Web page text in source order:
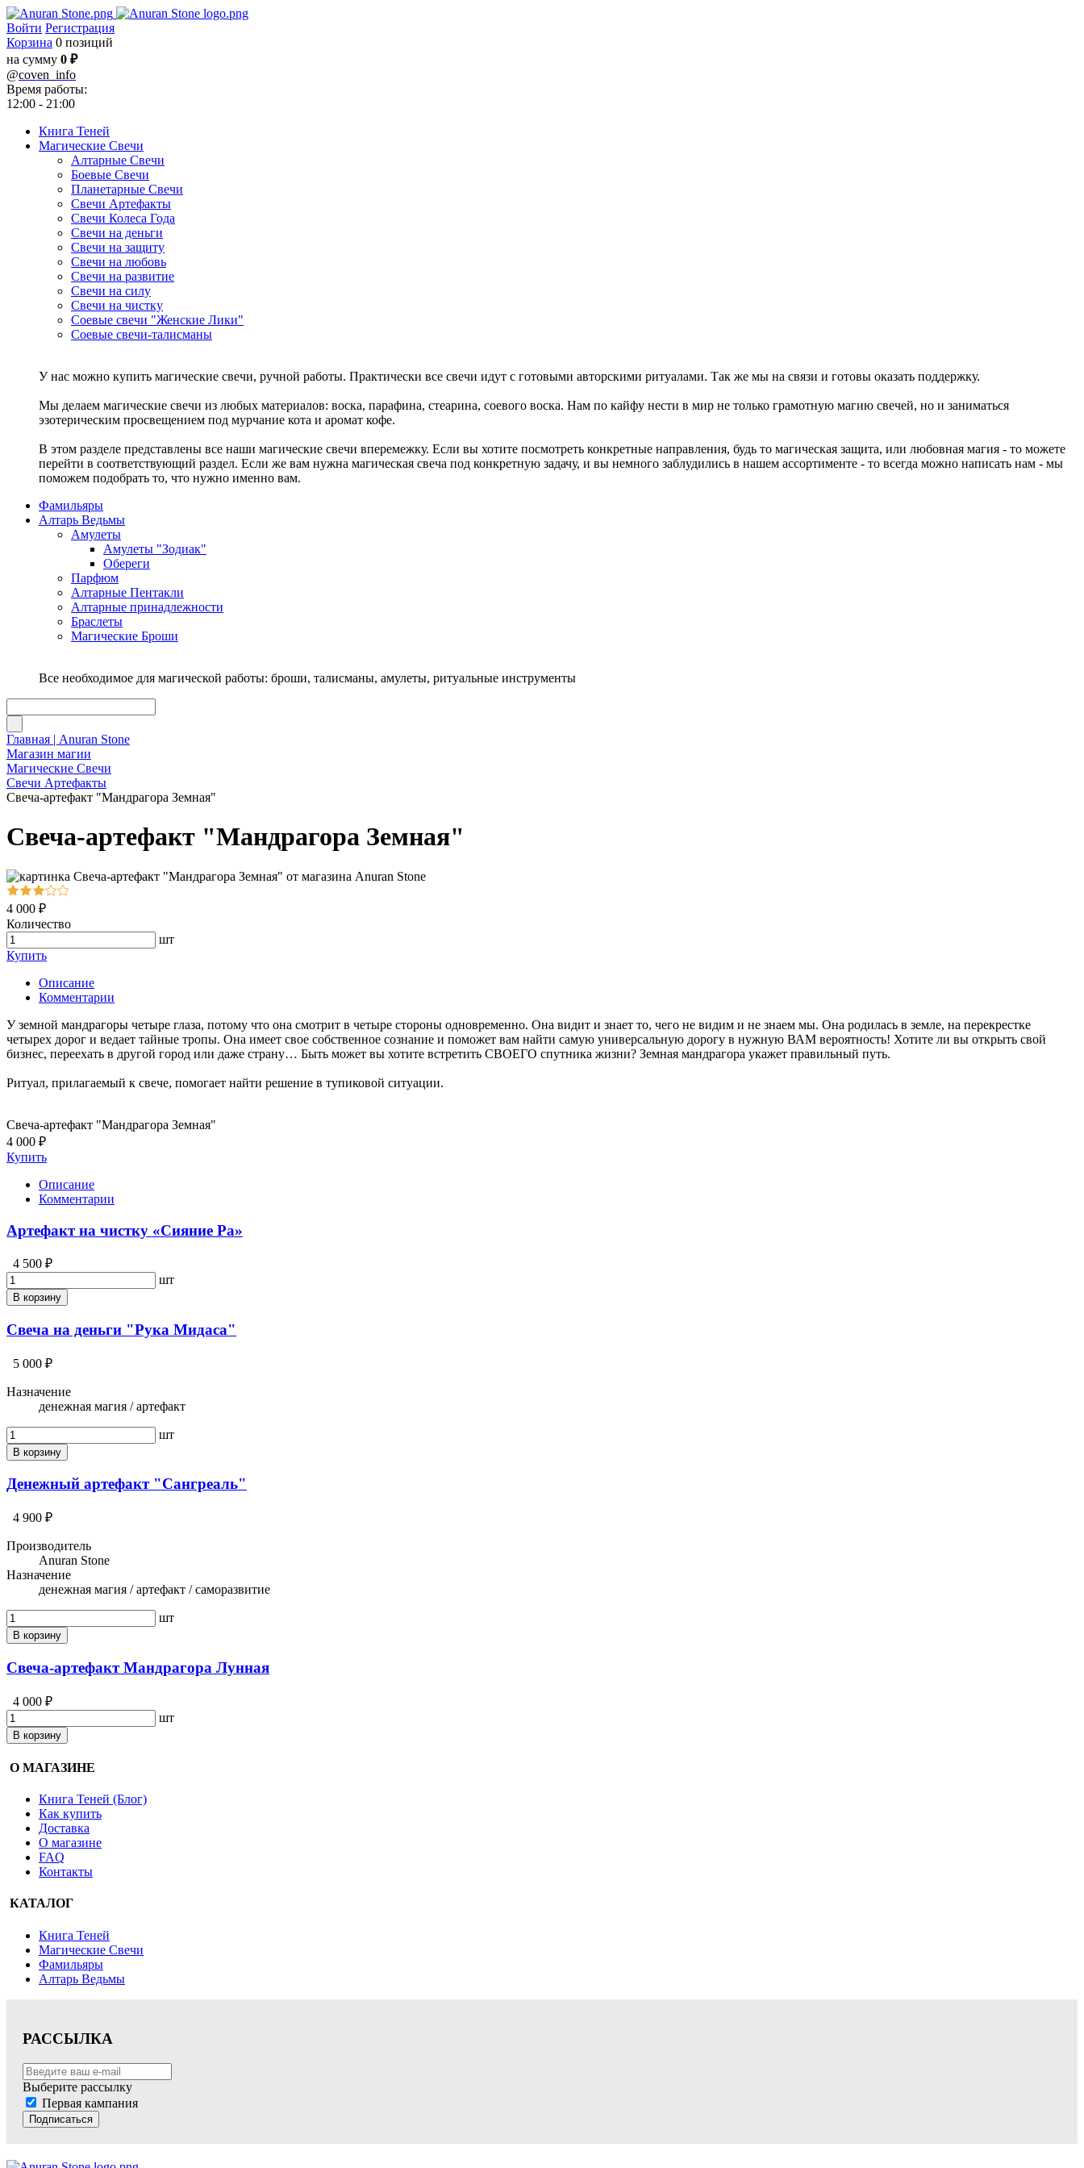
Войти Регистрация
Корзина 0 позиций
на сумму 0 ₽
@coven_info
Время работы:
12:00 - 21:00
Книга Теней
Магические Свечи
Алтарные Свечи
Боевые Свечи
Планетарные Свечи
Свечи Артефакты
Свечи Колеса Года
Свечи на деньги
Свечи на защиту
Свечи на любовь
Свечи на развитие
Свечи на силу
Свечи на чистку
Соевые свечи "Женские Лики"
Соевые свечи-талисманы
У нас можно купить магические свечи, ручной работы. Практически все свечи идут с готовыми авторскими ритуалами. Так же мы на связи и готовы оказать поддержку.
Мы делаем магические свечи из любых материалов: воска, парафина, стеарина, соевого воска. Нам по кайфу нести в мир не только грамотную магию свечей, но и заниматься
эзотерическим просвещением под мурчание кота и аромат кофе.
В этом разделе представлены все наши магические свечи вперемежку. Если вы хотите посмотреть конкретные направления, будь то магическая защита, или любовная магия - то можете
перейти в соответствующий раздел. Если же вам нужна магическая свеча под конкретную задачу, и вы немного заблудились в нашем ассортименте - то всегда можно написать нам - мы
поможем подобрать то, что нужно именно вам.
Фамильяры
Алтарь Ведьмы
Амулеты
Амулеты "Зодиак"
Обереги
Парфюм
Алтарные Пентакли
Алтарные принадлежности
Браслеты
Магические Броши
Все необходимое для магической работы: броши, талисманы, амулеты, ритуальные инструменты
Главная | Anuran Stone
Магазин магии
Магические Свечи
Свечи Артефакты
Свеча-артефакт "Мандрагора Земная"
Свеча-артефакт "Мандрагора Земная"
4 000 ₽
Количество
шт
Купить
Описание
Комментарии
У земной мандрагоры четыре глаза, потому что она смотрит в четыре стороны одновременно. Она видит и знает то, чего не видим и не знаем мы. Она родилась в земле, на перекрестке
четырех дорог и ведает тайные тропы. Она имеет свое собственное сознание и поможет вам найти самую универсальную дорогу в нужную ВАМ вероятность! Хотите ли вы открыть свой
бизнес, переехать в другой город или даже страну… Быть может вы хотите встретить СВОЕГО спутника жизни? Земная мандрагора укажет правильный путь.
Ритуал, прилагаемый к свече, помогает найти решение в тупиковой ситуации.
Свеча-артефакт "Мандрагора Земная"
4 000 ₽
Купить
Описание
Комментарии
Артефакт на чистку «Сияние Ра»
4 500 ₽
шт
В корзину
Свеча на деньги "Рука Мидаса"
5 000 ₽
Назначение
денежная магия / артефакт
шт
В корзину
Денежный артефакт "Сангреаль"
4 900 ₽
Производитель
Anuran Stone
Назначение
денежная магия / артефакт / саморазвитие
шт
В корзину
Свеча-артефакт Мандрагора Лунная
4 000 ₽
шт
В корзину
О МАГАЗИНЕ
Книга Теней (Блог)
Как купить
Доставка
О магазине
FAQ
Контакты
КАТАЛОГ
Книга Теней
Магические Свечи
Фамильяры
Алтарь Ведьмы
РАССЫЛКА
Выберите рассылку
Первая кампания
Подписаться